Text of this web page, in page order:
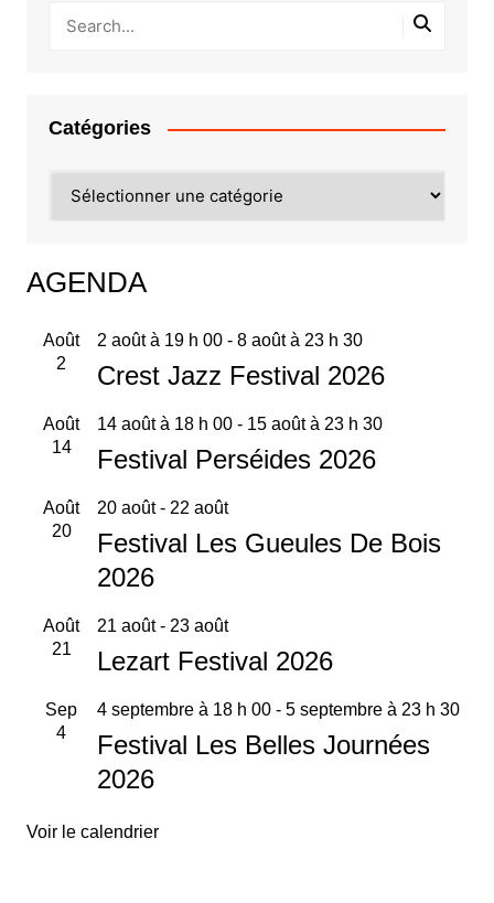
Catégories
AGENDA
Août
2
2 août à 19 h 00- 8 août à 23 h 30
Crest Jazz Festival 2026
Août
14
14 août à 18 h 00- 15 août à 23 h 30
Festival Perséides 2026
Août
20
20 août- 22 août
Festival Les Gueules De Bois
2026
Août
21
21 août- 23 août
Lezart Festival 2026
Sep
4
4 septembre à 18 h 00- 5 septembre à 23 h 30
Festival Les Belles Journées
2026
Voir le calendrier